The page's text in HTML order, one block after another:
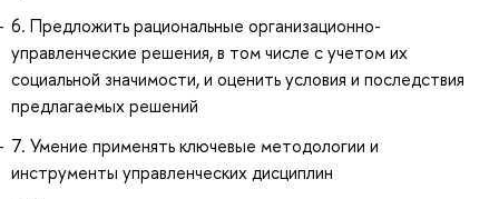
6. Предложить рациональные организационно-
управленческие решения, в том числе с учетом их
социальной значимости, и оценить условия и последствия
предлагаемых решений
7. Умение применять ключевые методологии и
инструменты управленческих дисциплин